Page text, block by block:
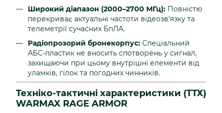
Широкий діапазон (2000–2700 МГц): Повністю
перекриває актуальні частоти відеозв'язку та
телеметрії сучасних БпЛА.
Радіопрозорий бронекорпус: Спеціальний
АБС-пластик не вносить спотворень у сигнал,
захищаючи при цьому внутрішні елементи від
уламків, гілок та погодних чинників.
Техніко-тактичні характеристики (ТТХ)
WARMAX RAGE ARMOR